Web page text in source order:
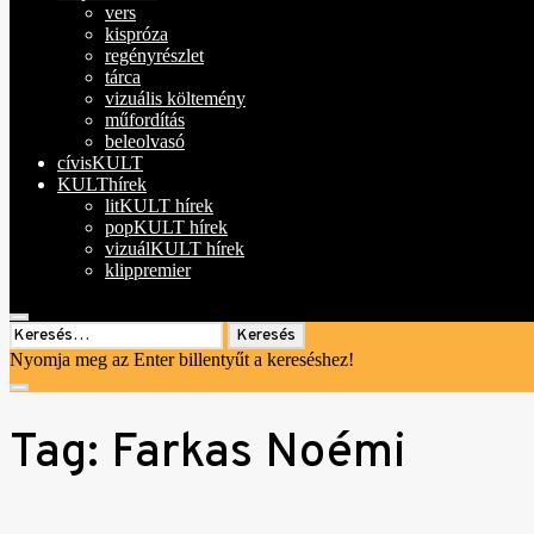
vers
kispróza
regényrészlet
tárca
vizuális költemény
műfordítás
beleolvasó
cívisKULT
KULThírek
litKULT hírek
popKULT hírek
vizuálKULT hírek
klippremier
open
search
form
Keresés:
Nyomja meg az Enter billentyűt a kereséshez!
close
form
Tag: Farkas Noémi